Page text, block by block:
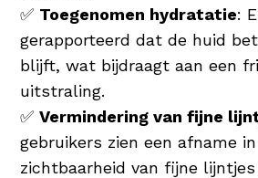
✅ Toegenomen hydratatie:
gerapporteerd dat de huid
blijft, wat bijdraagt aan een
uitstraling.
✅Vermindering van fijne
gebruikers zien een afname
zichtbaarheid van fijne